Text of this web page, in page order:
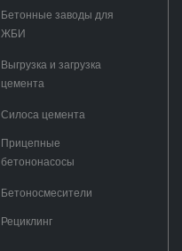
Бетонные заводы для
ЖБИ
Выгрузка и загрузка
цемента
Силоса цемента
Прицепные
бетононасосы
Бетоносмесители
Рециклинг